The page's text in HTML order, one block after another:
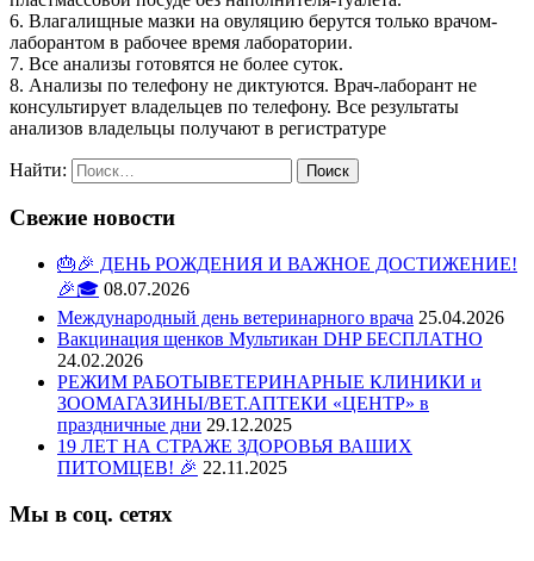
6. Влагалищные мазки на овуляцию берутся только врачом-
лаборантом в рабочее время лаборатории.
7. Все анализы готовятся не более суток.
8. Анализы по телефону не диктуются. Врач-лаборант не
консультирует владельцев по телефону. Все результаты
анализов владельцы получают в регистратуре
Найти:
Свежие новости
🎂🎉 ДЕНЬ РОЖДЕНИЯ И ВАЖНОЕ ДОСТИЖЕНИЕ!
🎉🎓 08.07.2026
Международный день ветеринарного врача 25.04.2026
Вакцинация щенков Мультикан DHP БЕСПЛАТНО
24.02.2026
РЕЖИМ РАБОТЫВЕТЕРИНАРНЫЕ КЛИНИКИ и
ЗООМАГАЗИНЫ/ВЕТ.АПТЕКИ «ЦЕНТР» в
праздничные дни 29.12.2025
19 ЛЕТ НА СТРАЖЕ ЗДОРОВЬЯ ВАШИХ
ПИТОМЦЕВ! 🎉 22.11.2025
Мы в соц. сетях